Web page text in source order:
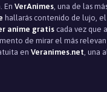
En VerAnimes , una de las
hallarás contenido de lujo,
anime gratis cada vez que
de mirar el más
en Veranimes.net , una